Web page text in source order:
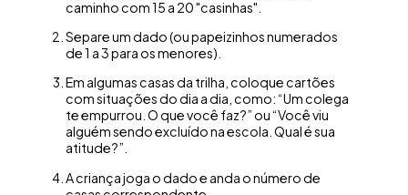
caminho com 15 a 20 "casinhas".
Separe um dado (ou papeizinhos numerados
de 1 a 3 para os menores).
Em algumas casas da trilha, coloque cartões
com situações do dia a dia, como: “Um colega
te empurrou. O que você faz?” ou “Você viu
alguém sendo excluído na escola. Qual é sua
atitude?”.
A criança joga o dado e anda o número de